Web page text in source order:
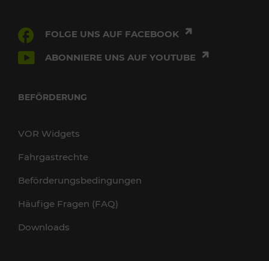
FOLGE UNS AUF FACEBOOK
ABONNIERE UNS AUF YOUTUBE
BEFÖRDERUNG
VOR Widgets
Fahrgastrechte
Beförderungsbedingungen
Häufige Fragen (FAQ)
Downloads